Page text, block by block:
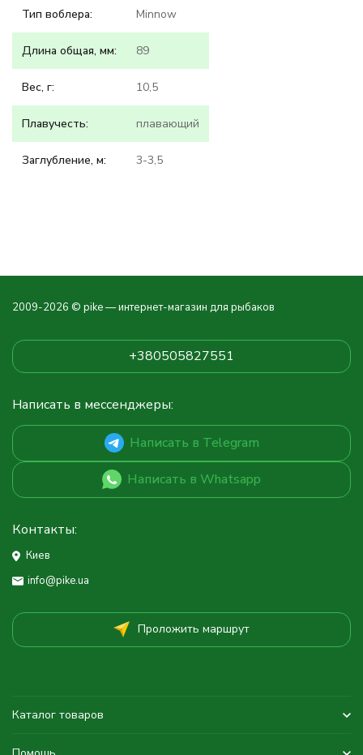
Тип воблера: Minnow
Длина общая, мм: 89
Вес, г: 10,5
Плавучесть: плавающий
Заглубление, м: 3-3,5
2009-2026 © pike — интернет-магазин для рыбаков
+380505827551
Написать в мессенджеры:
Написать в Telegram
Написать в Whatsapp
Контакты:
Киев
info@pike.ua
Проложить маршрут
Каталог товаров